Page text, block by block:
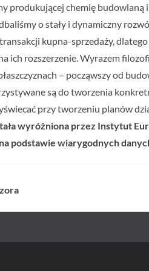
produkującej chemię budowlaną
o stały i dynamiczny
kupna-sprzedaży,
ich rozszerzenie. Wyrazem
– począwszy od
są do tworzenia
przy tworzeniu planów
wyróżniona przez Instytut
podstawie wiarygodnych